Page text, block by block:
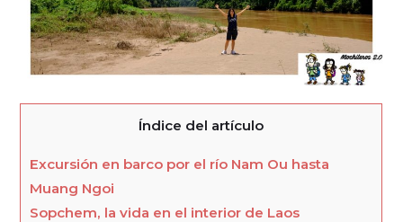
Índice del artículo
Excursión en barco por el río Nam Ou hasta
Muang Ngoi
Sopchem, la vida en el interior de Laos